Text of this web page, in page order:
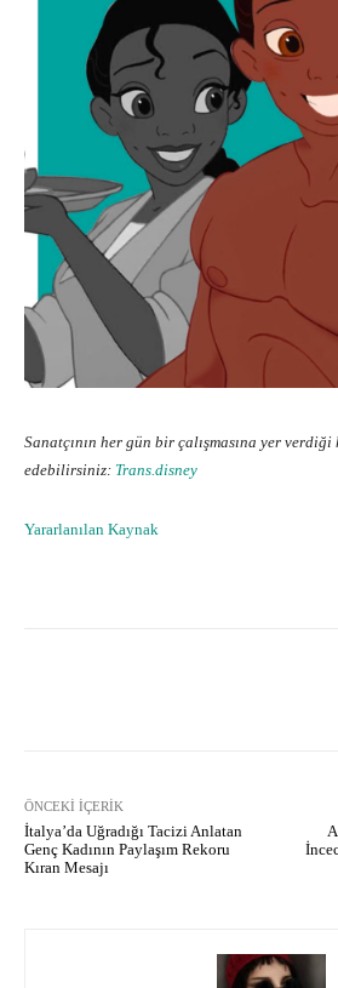
Sanatçının her gün bir çalışmasına yer
edebilirsiniz: Trans.disney
Yararlanılan Kaynak
ÖNCEKI İÇERIK
İtalya’da Uğradığı Tacizi Anlatan
Genç Kadının Paylaşım Rekoru
Kıran Mesajı